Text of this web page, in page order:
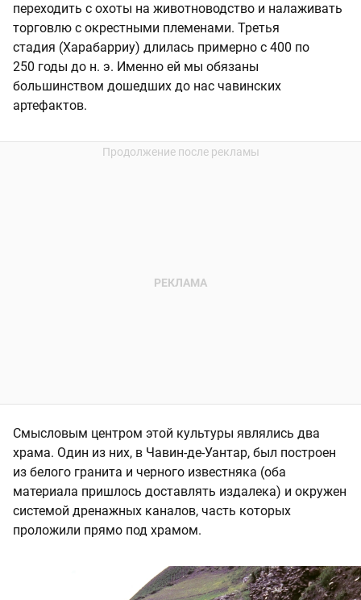
переходить с охоты на животноводство и налаживать
торговлю с окрестными племенами. Третья
стадия (Харабарриу) длилась примерно с 400 по
250 годы до н. э. Именно ей мы обязаны
большинством дошедших до нас чавинских
артефактов.
Смысловым центром этой культуры являлись два
храма. Один из них, в Чавин-де-Уантар, был построен
из белого гранита и черного известняка (оба
материала пришлось доставлять издалека) и окружен
системой дренажных каналов, часть которых
проложили прямо под храмом.